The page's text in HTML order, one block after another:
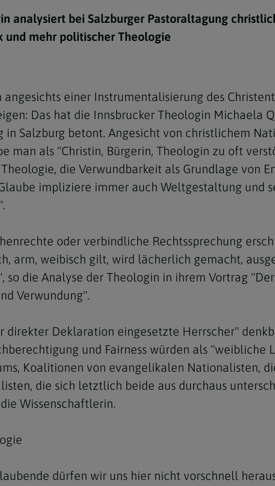
Himmelfahrt
Fronleichnam
Mariä Himmelfahrt
und Allerseelen
Navigation schließen
für
KurseGemeinden
Navigation schließen
analysiert bei Salzburger Pastoraltagung
und mehr politischer Theologie
einer Instrumentalisierung des
Das hat die Innsbrucker Theologin Michaela
in Salzburg betont. Angesicht von christlichem
man als "Christin, Bürgerin, Theologin zu oft
die Verwundbarkeit als Grundlage von
impliziere immer auch Weltgestaltung und
oder verbindliche Rechtssprechung
arm, weibisch gilt, wird lächerlich gemacht,
so die Analyse der Theologin in ihrem Vortrag
Verwundung".
direkter Deklaration eingesetzte Herrscher"
und Fairness würden als
Koalitionen von evangelikalen Nationalisten,
die sich letztlich beide aus durchaus
Wissenschaftlerin.
dürfen wir uns hier nicht vorschnell